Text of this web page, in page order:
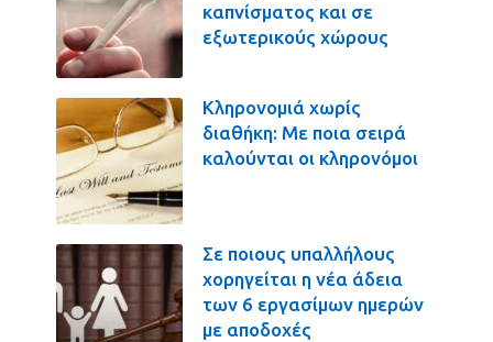
καπνίσματος και σε
εξωτερικούς χώρους
Κληρονομιά χωρίς
διαθήκη: Με ποια σειρά
καλούνται οι κληρονόμοι
Σε ποιους υπαλλήλους
χορηγείται η νέα άδεια
των 6 εργασίμων ημερών
με αποδοχές